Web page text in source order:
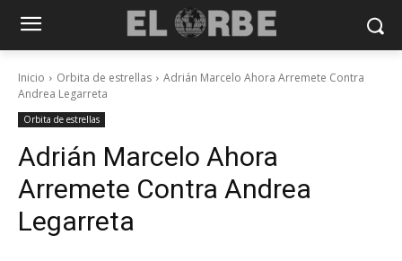
Inicio Orbita de estrellas
Adrián Marcelo Ahora Arremete Contra
Andrea Legarreta
Orbita de estrellas
Adrián Marcelo Ahora
Arremete Contra Andrea
Legarreta